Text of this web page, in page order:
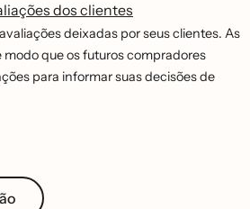
dos clientes
deixadas por seus clientes. As
modo que os futuros compradores
para informar suas decisões de